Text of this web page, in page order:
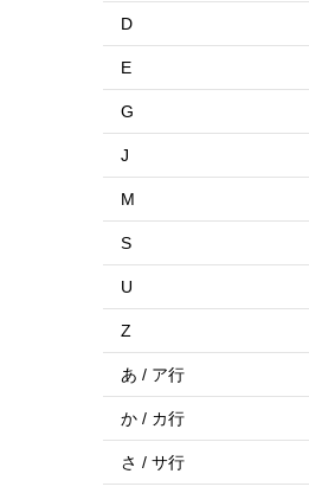
D
E
G
J
M
S
U
Z
あ / ア行
か / カ行
さ / サ行